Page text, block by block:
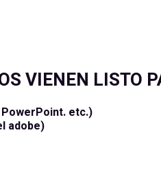
VIENEN LISTO
PowerPoint. etc.)
adobe)